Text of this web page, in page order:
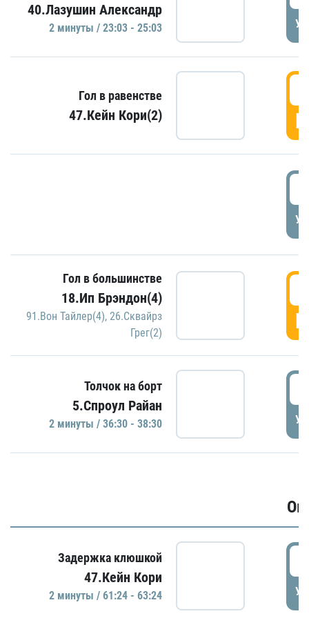
40.Лазушин Александр
2 минуты / 23:03 - 25:03
Гол в равенстве
47.Кейн Кори(2)
Гол в большинстве
18.Ип Брэндон(4)
91.Вон Тайлер(4), 26.Сквайрз
Грег(2)
Толчок на борт
5.Спроул Райан
2 минуты / 36:30 - 38:30
Задержка клюшкой
47.Кейн Кори
2 минуты / 61:24 - 63:24